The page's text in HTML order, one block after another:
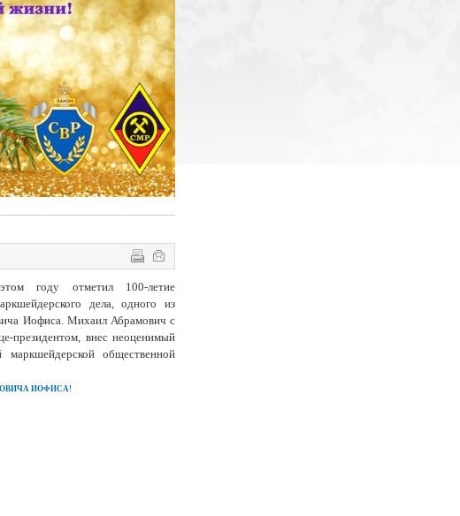
году отметил 100-летие
дела, одного из
Иофиса. Михаил Абрамович с
президентом, внес неоценимый
общественной
ИОФИСА!